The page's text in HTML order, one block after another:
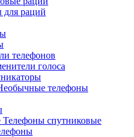
для раций
телефонов
голоса
телефоны
Телефоны спутниковые